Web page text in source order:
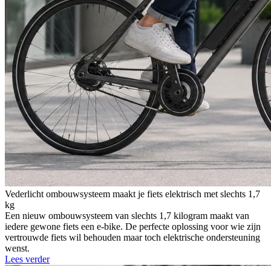
Vederlicht ombouwsysteem maakt je fiets elektrisch met slechts 1,7
kg
Een nieuw ombouwsysteem van slechts 1,7 kilogram maakt van
iedere gewone fiets een e-bike. De perfecte oplossing voor wie zijn
vertrouwde fiets wil behouden maar toch elektrische ondersteuning
wenst.
Lees verder